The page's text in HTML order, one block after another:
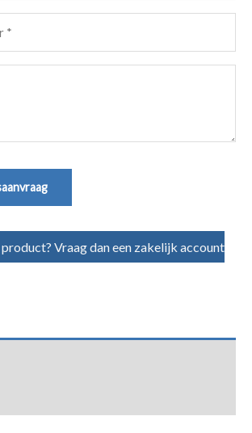
(Vereist)
Vraag dan een zakelijk account